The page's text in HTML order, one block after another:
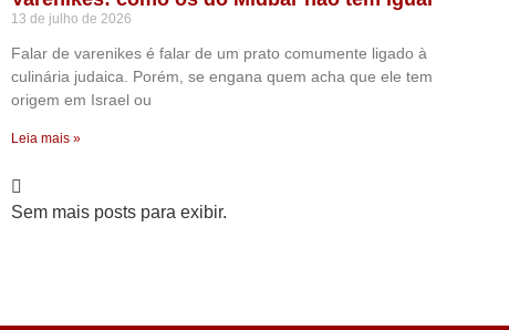
13 de julho de 2026
Falar de varenikes é falar de um prato comumente ligado à
culinária judaica. Porém, se engana quem acha que ele tem
origem em Israel ou
Leia mais »
Sem mais posts para exibir.